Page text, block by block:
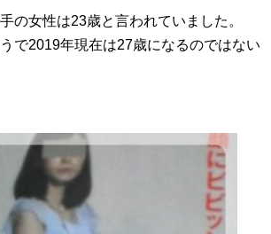
の女性は23歳と言われていました。
で2019年現在は27歳になるのではない